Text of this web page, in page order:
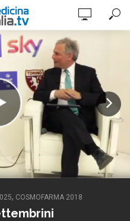
, COSMOFARMA 2018